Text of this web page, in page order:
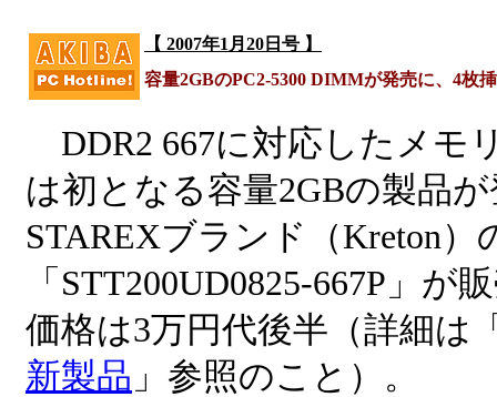
【 2007年1月20日号 】
容量2GBのPC2-5300 DIMMが発売に、4枚
DDR2 667に対応したメモ
は初となる容量2GBの製品
STAREXブランド（Kreton）
「STT200UD0825-667P」が
価格は3万円代後半（詳細は
新製品 」参照のこと）。